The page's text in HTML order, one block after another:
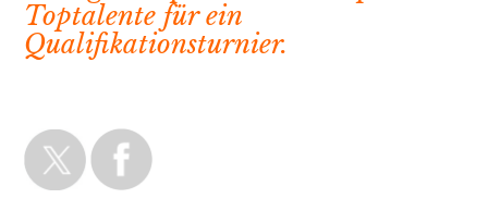
Toptalente für ein
Qualifikationsturnier.